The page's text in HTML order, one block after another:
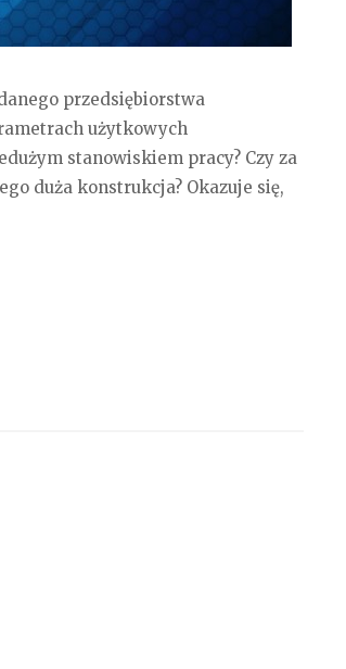
przedsiębiorstwa
użytkowych
stanowiskiem pracy? Czy za
duża konstrukcja? Okazuje się,